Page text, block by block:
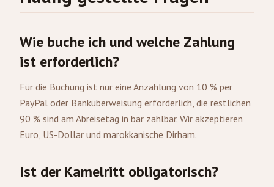
Wie buche ich und welche Zahlung
ist erforderlich?
Für die Buchung ist nur eine Anzahlung von 10 % per
PayPal oder Banküberweisung erforderlich, die restlichen
90 % sind am Abreisetag in bar zahlbar. Wir akzeptieren
Euro, US-Dollar und marokkanische Dirham.
Ist der Kamelritt obligatorisch?